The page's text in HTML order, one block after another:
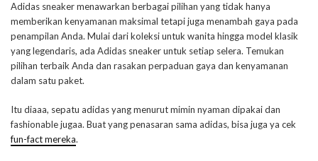
Adidas sneaker menawarkan berbagai pilihan yang tidak hanya
memberikan kenyamanan maksimal tetapi juga menambah gaya pada
penampilan Anda. Mulai dari koleksi untuk wanita hingga model klasik
yang legendaris, ada Adidas sneaker untuk setiap selera. Temukan
pilihan terbaik Anda dan rasakan perpaduan gaya dan kenyamanan
dalam satu paket.
Itu diaaa, sepatu adidas yang menurut mimin nyaman dipakai dan
fashionable jugaa. Buat yang penasaran sama adidas, bisa juga ya cek
fun-fact mereka.